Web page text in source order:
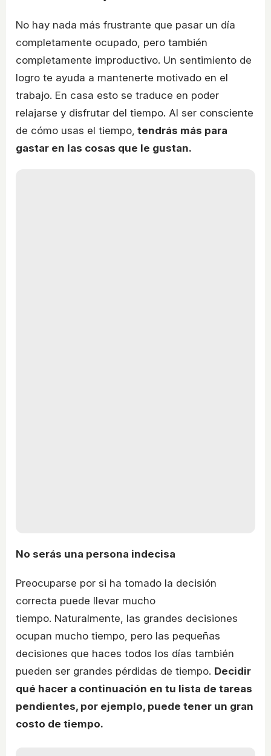
No hay nada más frustrante que pasar un día
completamente ocupado, pero también
completamente improductivo. Un sentimiento de
logro te ayuda a mantenerte motivado en el
trabajo. En casa esto se traduce en poder
relajarse y disfrutar del tiempo. Al ser consciente
de cómo usas el tiempo, tendrás más para
gastar en las cosas que le gustan.
No serás una persona indecisa
Preocuparse por si ha tomado la decisión
correcta puede llevar mucho
tiempo. Naturalmente, las grandes decisiones
ocupan mucho tiempo, pero las pequeñas
decisiones que haces todos los días también
pueden ser grandes pérdidas de tiempo. Decidir
qué hacer a continuación en tu lista de tareas
pendientes, por ejemplo, puede tener un gran
costo de tiempo.